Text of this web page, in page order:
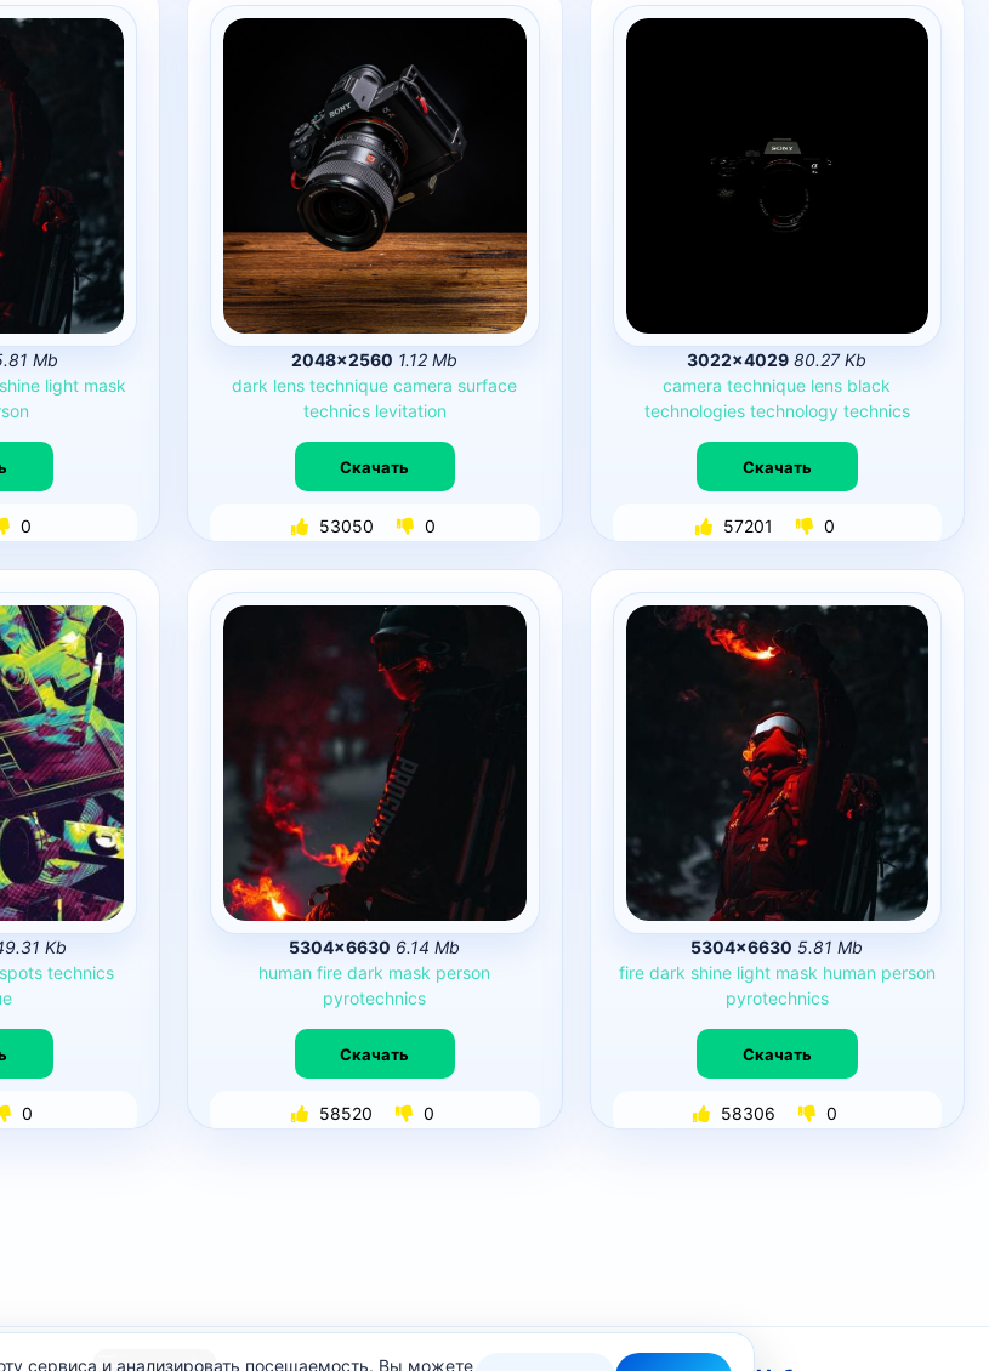
Mb
shine light mask
0
2048×2560 1.12 Mb
dark lens technique camera surface
technics levitation
Скачать
53050 0
3022×4029 80.27 Kb
camera technique lens black
technologies technology technics
Скачать
57201 0
Kb
spots technics
0
5304×6630 6.14 Mb
human fire dark mask person
pyrotechnics
Скачать
58520 0
5304×6630 5.81 Mb
fire dark shine light mask human person
pyrotechnics
Скачать
58306 0
сервиса и анализировать посещаемость. Вы можете